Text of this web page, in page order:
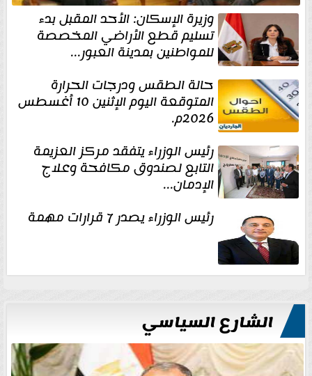
وزيرة الإسكان: الأحد المقبل بدء
تسليم قطع الأراضي المخصصة
للمواطنين بمدينة العبور...
حالة الطقس ودرجات الحرارة
المتوقعة اليوم الإثنين 10 أغسطس
2026م.
رئيس الوزراء يتفقد مركز العزيمة
التابع لصندوق مكافحة وعلاج
الإدمان...
رئيس الوزراء يصدر 7 قرارات مهمة
الشارع السياسي